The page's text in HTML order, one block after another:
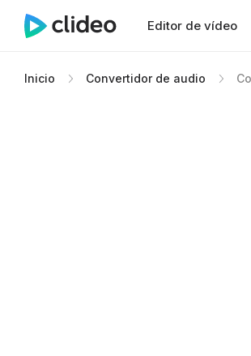
Editor de vídeo
Inicio Convertidor de audio